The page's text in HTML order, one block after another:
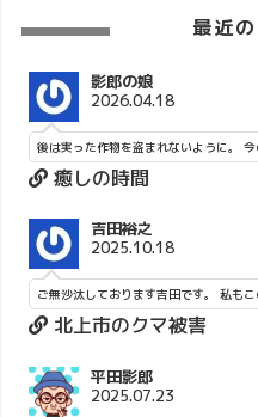
最近
影郎の娘
2026.04.18
後は実った作物を盗まれないように。
癒しの時間
吉田裕之
2025.10.18
ご無沙汰しております吉田です。 私も
北上市のクマ被害
平田影郎
2025.07.23